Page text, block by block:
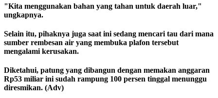
"Kita menggunakan bahan yang tahan untuk daerah luar,"
ungkapnya.
Selain itu, pihaknya juga saat ini sedang mencari tau dari mana
sumber rembesan air yang membuka plafon tersebut
mengalami kerusakan.
Diketahui, patung yang dibangun dengan memakan anggaran
Rp53 miliar ini sudah rampung 100 persen tinggal menunggu
diresmikan. (Adv)